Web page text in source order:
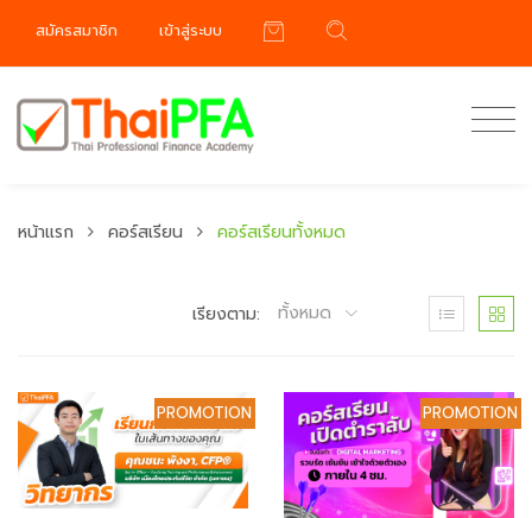
สมัครสมาชิก เข้าสู่ระบบ
หน้าแรก คอร์สเรียน คอร์สเรียนทั้งหมด
เรียงตาม: ทั้งหมด
PROMOTION PROMOTION